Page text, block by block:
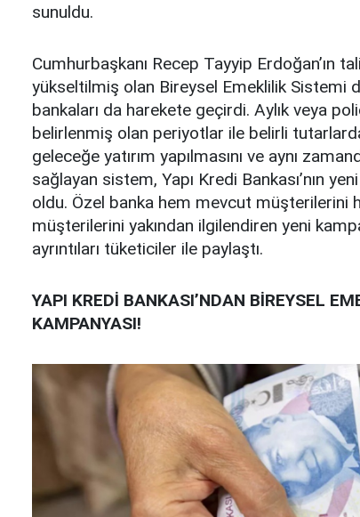
sunuldu.
Cumhurbaşkanı Recep Tayyip Erdoğan’ın
yükseltilmiş olan Bireysel Emeklilik Sistemi
bankaları da harekete geçirdi. Aylık veya
belirlenmiş olan periyotlar ile belirli
geleceğe yatırım yapılmasını ve aynı
sağlayan sistem, Yapı Kredi Bankası’nın
oldu. Özel banka hem mevcut müşterilerini
müşterilerini yakından ilgilendiren yeni
ayrıntıları tüketiciler ile paylaştı.
YAPI KREDİ BANKASI’NDAN BİREYSEL
KAMPANYASI!